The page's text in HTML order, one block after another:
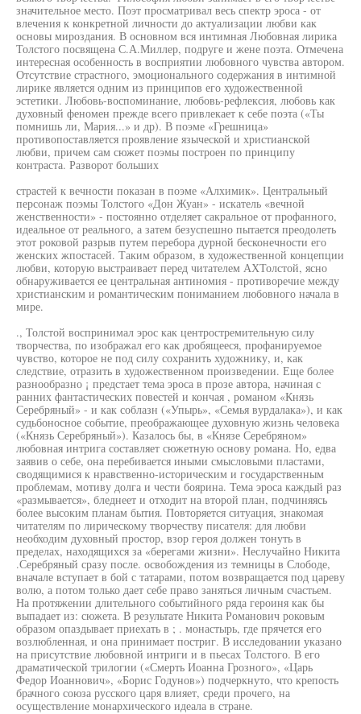
значительное место. Поэт просматривал весь спектр эроса - от
влечения к конкретной личности до актуализации любви как
основы мироздания. В основном вся интимная Любовная лирика
Толстого посвящена С.А.Миллер, подруге и жене поэта. Отмечена
интересная особенность в восприятии любовного чувства автором.
Отсутствие страстного, эмоционального содержания в интимной
лирике является одним из принципов его художественной
эстетики. Любовь-воспоминание, любовь-рефлексия, любовь как
духовный феномен прежде всего привлекает к себе поэта («Ты
помнишь ли, Мария...» и др). В поэме «Грешница»
противопоставляется проявление языческой и христианской
любви, причем сам сюжет поэмы построен по принципу
контраста. Разворот больших
страстей к вечности показан в поэме «Алхимик». Центральный
персонаж поэмы Толстого «Дон Жуан» - искатель «вечной
женственности» - постоянно отделяет сакральное от профанного,
идеальное от реального, а затем безуспешно пытается преодолеть
этот роковой разрыв путем перебора дурной бесконечности его
женских жпостасей. Таким образом, в художественной концепции
любви, которую выстраивает перед читателем АХТолстой, ясно
обнаруживается ее центральная антиномия - противоречие между
христианским и романтическим пониманием любовного начала в
мире.
., Толстой воспринимал эрос как центростремительную силу
творчества, по изображал его как дробящееся, профанируемое
чувство, которое не под силу сохранить художнику, и, как
следствие, отразить в художественном произведении. Еще более
разнообразно ¡ предстает тема эроса в прозе автора, начиная с
ранних фантастических повестей и кончая , романом «Князь
Серебряный» - и как соблазн («Упырь», «Семья вурдалака»), и как
судьбоносное событие, преображающее духовную жизнь человека
(«Князь Серебряный»). Казалось бы, в «Князе Серебряном»
любовная интрига составляет сюжетную основу романа. Но, едва
заявив о себе, она перебивается иными смысловыми пластами,
сводящимися к нравственно-историческим и государственным
проблемам, мотиву долга и чести боярина. Тема эроса каждый раз
«размывается», бледнеет и отходит на второй план, подчиняясь
более высоким планам бытия. Повторяется ситуация, знакомая
читателям по лирическому творчеству писателя: для любви
необходим духовный простор, взор героя должен тонуть в
пределах, находящихся за «берегами жизни». Неслучайно Никита
.Серебряный сразу после. освобождения из темницы в Слободе,
вначале вступает в бой с татарами, потом возвращается под цареву
волю, а потом только дает себе право заняться личным счастьем.
На протяжении длительного событийного ряда героиня как бы
выпадает из: сюжета. В результате Никита Романович роковым
образом опаздывает приехать в ; . монастырь, где прячется его
возлюбленная, и она принимает постриг. В исследовании указано
на присутствие любовной интриги и в пьесах Толстого. В его
драматической трилогии («Смерть Иоанна Грозного», «Царь
Федор Иоаннович», «Борис Годунов») подчеркнуто, что крепость
брачного союза русского царя влияет, среди прочего, на
осуществление монархического идеала в стране.